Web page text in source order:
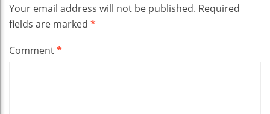
Your email address will not be published. Required
fields are marked *
Comment*